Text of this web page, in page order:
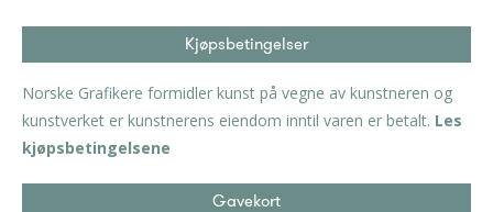
Kjøpsbetingelser
Norske Grafikere formidler kunst på vegne av kunstneren og
kunstverket er kunstnerens eiendom inntil varen er betalt. Les
kjøpsbetingelsene
Gavekort